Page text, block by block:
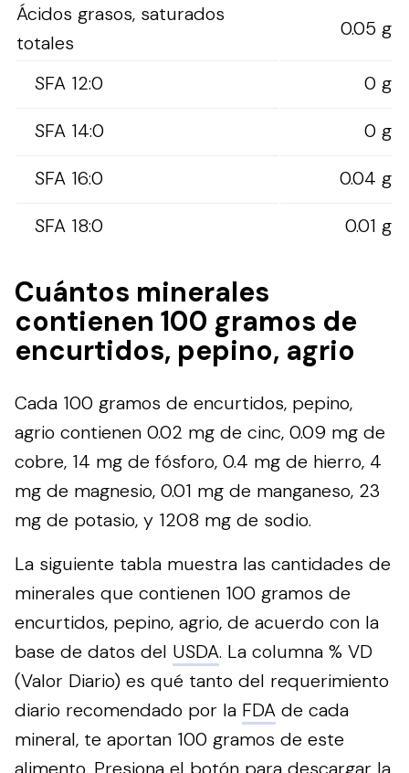
Ácidos grasos, saturados
totales
0.05 g
SFA 12:0
0 g
SFA 14:0
0 g
SFA 16:0
0.04 g
SFA 18:0
0.01 g
Cuántos minerales
contienen 100 gramos de
encurtidos, pepino, agrio
Cada 100 gramos de encurtidos, pepino,
agrio contienen 0.02 mg de cinc, 0.09 mg de
cobre, 14 mg de fósforo, 0.4 mg de hierro, 4
mg de magnesio, 0.01 mg de manganeso, 23
mg de potasio, y 1208 mg de sodio.
La siguiente tabla muestra las cantidades de
minerales que contienen 100 gramos de
encurtidos, pepino, agrio, de acuerdo con la
base de datos del USDA. La columna % VD
(Valor Diario) es qué tanto del requerimiento
diario recomendado por la FDA de cada
mineral, te aportan 100 gramos de este
alimento. Presiona el botón para descargar la